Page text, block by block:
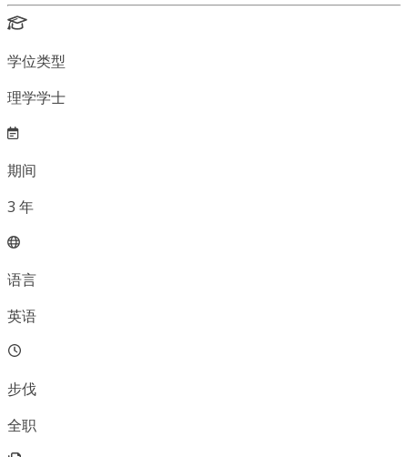
学位类型
理学学士
期间
3 年
语言
英语
步伐
全职